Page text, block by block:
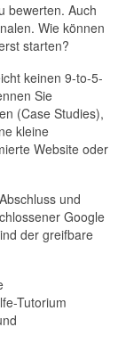
bewerten. Auch
Wie können
starten?
keinen 9-to-5-
Sie
(Case Studies),
kleine
Website oder
und
Google
der greifbare
Tutorium